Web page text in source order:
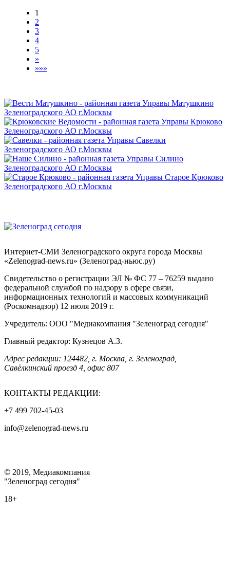
1
2
3
4
5
»
»»»
Интернет-СМИ Зеленоградского округа города Москвы
«Zelenograd-news.ru» (Зеленоград-ньюс.ру)
Свидетельство о регистрации ЭЛ № ФС 77 – 76259 выдано
федеральной службой по надзору в сфере связи,
информационных технологий и массовых коммуникаций
(Роскомнадзор) 12 июля 2019 г.
Учредитель: ООО "Медиакомпания "Зеленоград сегодня"
Главный редактор: Кузнецов А.З.
Адрес редакции: 124482, г. Москва, г. Зеленоград,
Савёлкинский проезд 4, офис 807
КОНТАКТЫ РЕДАКЦИИ:
+7 499 702-45-03
info@zelenograd-news.ru
© 2019, Медиакомпания
"Зеленоград сегодня"
18+